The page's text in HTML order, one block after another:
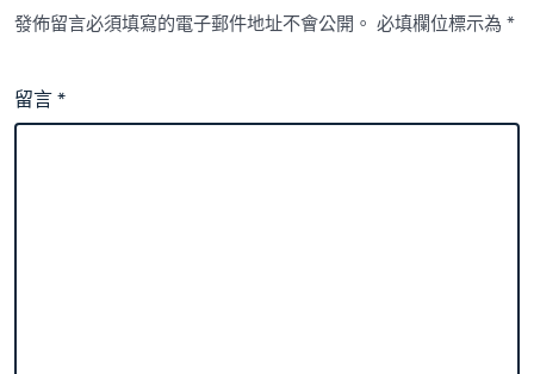
發佈留言必須填寫的電子郵件地址不會公開。 必填欄位標示為*
留言*